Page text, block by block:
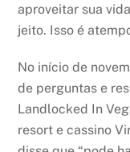
aproveitar sua
jeito. Isso é
No início de
de perguntas e
Landlocked In
resort e cassino